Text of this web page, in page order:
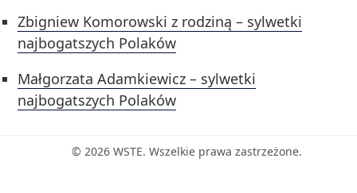
Zbigniew Komorowski z rodziną – sylwetki
najbogatszych Polaków
Małgorzata Adamkiewicz – sylwetki
najbogatszych Polaków
© 2026 WSTE. Wszelkie prawa zastrzeżone.